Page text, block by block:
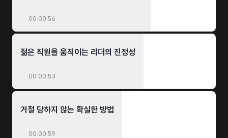
00:00:56
젊은 직원을 움직이는 리더의 진정성
00:00:53
거절 당하지 않는 확실한 방법
00:00:59